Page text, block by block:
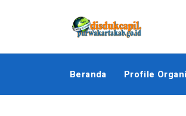
Beranda Profile